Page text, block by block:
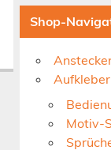
Shop-
Aufkleber
Motiv-